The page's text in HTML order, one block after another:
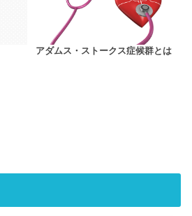
アダムス・ストークス症候群とは